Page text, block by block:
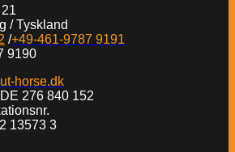
/ Tyskland
/+49-461-9787 9191
9190
horse.dk
276 840 152
13573 3